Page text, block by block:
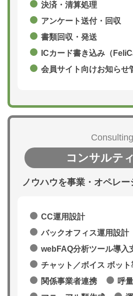
決済・清算処理
アンケート送付・回収
書類回収・発送
ICカード書き込み（
会員サイト向けお知らせ
Consulting
コンサルテ
ノウハウを事業・オペレ
CC運用設計
バックオフィス運用設計
webFAQ分析ツール導入
チャット／ボイス ボッ
関係事業者連携
呼